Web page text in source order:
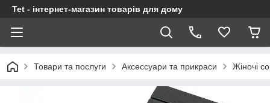
Tet - інтернет-магазин товарів для дому
Товари та послуги Аксессуари та прикраси Жіночі